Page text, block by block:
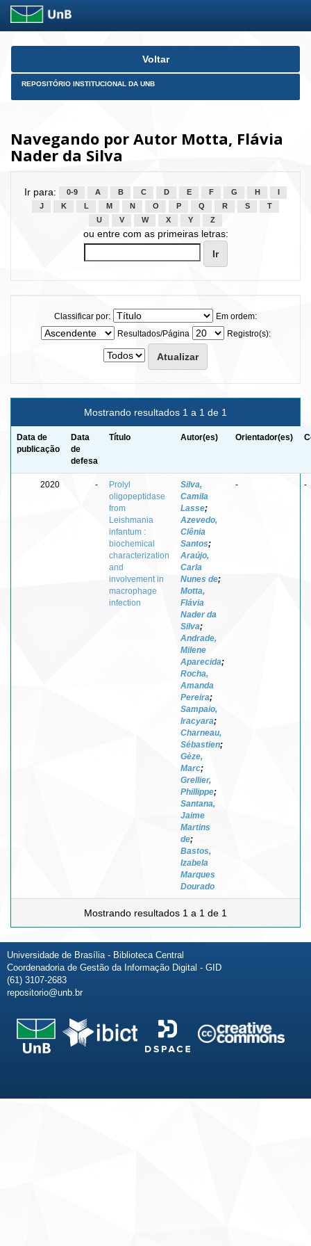
Skip
Voltar
REPOSITÓRIO INSTITUCIONAL DA UNB
Navegando por Autor Motta, Flávia
Nader da Silva
Ir para: 0-9 A B C D E F G H
J
K L M N O P Q R S
T
U
V W X Y Z
ou entre com as primeiras letras:
Classificar por:
Em ordem:
Resultados/Página
Registro(s):
Mostrando resultados 1 a 1 de 1
Data de
publicação
Data
de
defesa
Título Autor(es) Orientador(es)
2020 -
Prolyl
oligopeptidase
from
Leishmania
infantum :
biochemical
characterization
and
involvement in
macrophage
infection
Silva,
Camila
Lasse;
Azevedo,
Clênia
Santos;
Araújo,
Carla
Nunes de;
Motta,
Flávia
Nader da
Silva;
Andrade,
Milene
Aparecida;
Rocha,
Amanda
Pereira;
Sampaio,
Iracyara;
Charneau,
Sébastien;
Gèze,
Marc;
Grellier,
Phillippe;
Santana,
Jaime
Martins
de;
Bastos,
Izabela
Marques
Dourado
- -
Mostrando resultados 1 a 1 de 1
Universidade de Brasília - Biblioteca Central
Coordenadoria de Gestão da Informação Digital - GID
(61) 3107-2683
repositorio@unb.br